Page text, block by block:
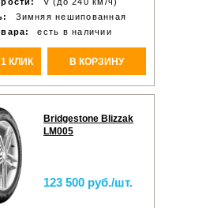
Зимняя нешипованная
есть в наличии
КЛИК В КОРЗИНУ
Bridgestone Blizzak
LM005
123 500 руб./шт.